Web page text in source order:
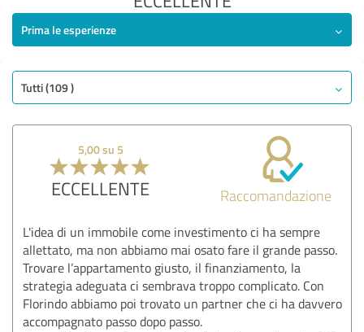
Prima le esperienze
Tutti (109 )
5,00 su 5
ECCELLENTE Raccomandazione
L'idea di un immobile come investimento ci ha sempre
allettato, ma non abbiamo mai osato fare il grande passo.
Trovare l’appartamento giusto, il finanziamento, la
strategia adeguata ci sembrava troppo complicato. Con
Florindo abbiamo poi trovato un partner che ci ha davvero
accompagnato passo dopo passo.